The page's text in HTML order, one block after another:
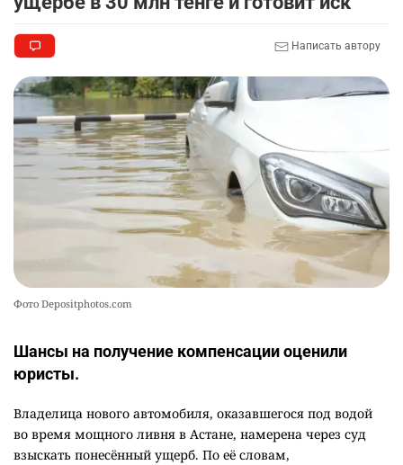
квартиру
10
кинорежиссёр Ардак Амиркулов
2294 0 50
Написать автору
Фото Depositphotos.com
Шансы на получение компенсации оценили
юристы.
Владелица нового автомобиля, оказавшегося под водой
во время мощного ливня в Астане, намерена через суд
взыскать понесённый ущерб. По её словам,